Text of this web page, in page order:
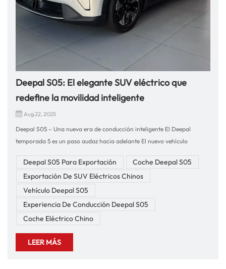
Deepal S05: El elegante SUV eléctrico que
redefine la movilidad inteligente
Aug 22, 2025
Deepal S05 – Una nueva era de conducción inteligente El Deepal
temporada 5 es un paso audaz hacia adelante El nuevo vehículo
futurista, potente rendimiento eléctrico y tecnología avanzada. Para
quienes buscan un SUV elegante que ofrezca sostenibilidad y emoción al
volante, el S05 es la opción ideal. Experiencia de conducción y
rendimientoAl volante del Deepal S05, experimentará una aceleración
de respuesta que hace que cada viaje sea placentero, ya sea en ciudad o
en carretera.Su manejo ágil y dirección precisa garantizan confianza
Deepal S05 Para Exportación
Coche Deepal S05
Exportación De SUV Eléctricos Chinos
Vehículo Deepal S05
Experiencia De Conducción Deepal S05
Coche Eléctrico Chino
LEER MÁS